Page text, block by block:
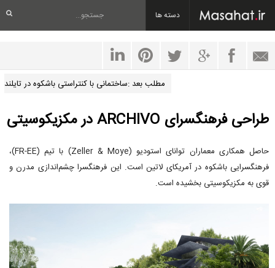
دسته ها
مطلب بعد :ساختمانی با کنتراستی باشکوه در تایلند
طراحی فرهنگسرای ARCHIVO در مکزیکوسیتی
حاصل همکاری معماران توانای استودیو (Zeller & Moye) با تیم (FR-EE)،
فرهنگسرایی باشکوه در آمریکای لاتین است. این فرهنگسرا چشم‌اندازی مدرن و
قوی به مکزیکوسیتی بخشیده است.